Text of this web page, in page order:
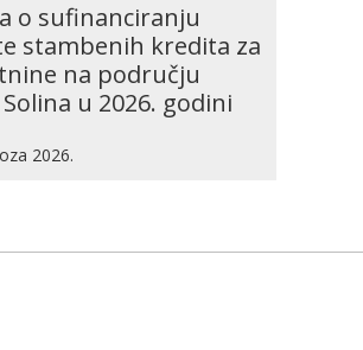
o sufinanciranju
stambenih kredita za
na području
u 2026. godini
2026.